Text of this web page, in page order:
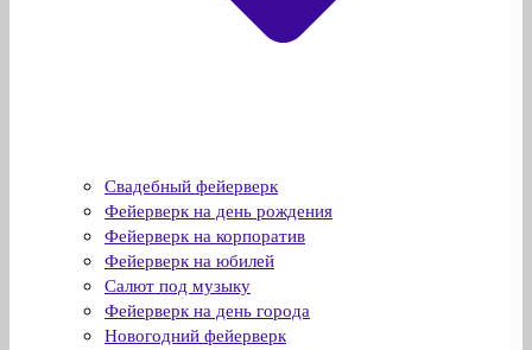
Свадебный фейерверк
Фейерверк на день рождения
Фейерверк на корпоратив
Фейерверк на юбилей
Салют под музыку
Фейерверк на день города
Новогодний фейерверк